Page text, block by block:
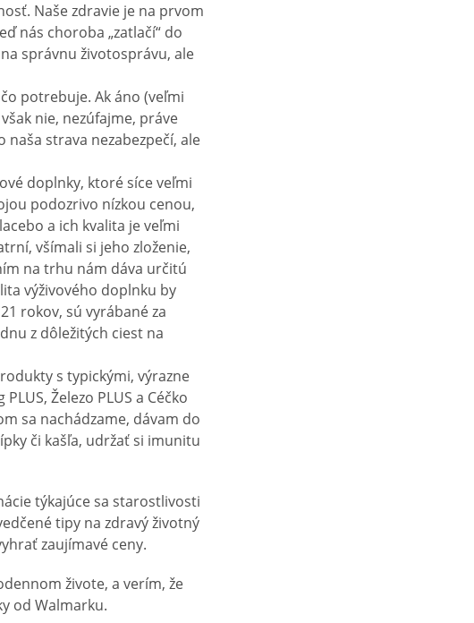
Naše zdravie je na prvom
nás choroba „zatlačí“ do
správnu životosprávu, ale
potrebuje. Ak áno (veľmi
nie, nezúfajme, práve
strava nezabezpečí, ale
doplnky, ktoré síce veľmi
podozrivo nízkou cenou,
a ich kvalita je veľmi
všímali si jeho zloženie,
na trhu nám dáva určitú
výživového doplnku by
rokov, sú vyrábané za
z dôležitých ciest na
s typickými, výrazne
Železo PLUS a Céčko
sa nachádzame, dávam do
či kašľa, udržať si imunitu
týkajúce sa starostlivosti
tipy na zdravý životný
zaujímavé ceny.
živote, a verím, že
od Walmarku.